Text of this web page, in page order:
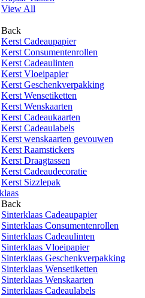
View All
Back
Kerst Cadeaupapier
Kerst Consumentenrollen
Kerst Cadeaulinten
Kerst Vloeipapier
Kerst Geschenkverpakking
Kerst Wensetiketten
Kerst Wenskaarten
Kerst Cadeaukaarten
Kerst Cadeaulabels
Kerst wenskaarten gevouwen
Kerst Raamstickers
Kerst Draagtassen
Kerst Cadeaudecoratie
Kerst Sizzlepak
Back
Sinterklaas Cadeaupapier
Sinterklaas Consumentenrollen
Sinterklaas Cadeaulinten
Sinterklaas Vloeipapier
Sinterklaas Geschenkverpakking
Sinterklaas Wensetiketten
Sinterklaas Wenskaarten
Sinterklaas Cadeaulabels